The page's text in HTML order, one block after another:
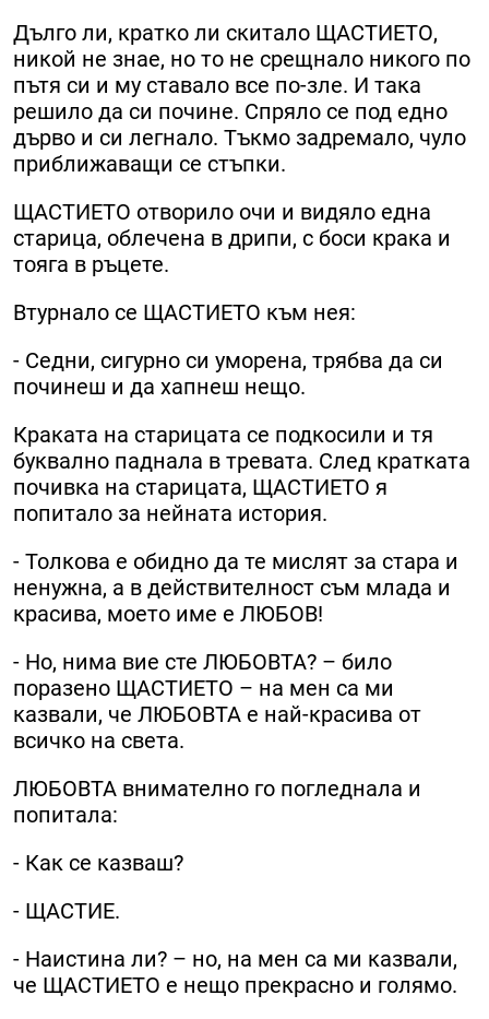
Дълго ли, кратко ли скитало ЩАСТИЕТО,
никой не знае, но то не срещнало никого по
пътя си и му ставало все по-зле. И така
решило да си почине. Спряло се под едно
дърво и си легнало. Тъкмо задремало, чуло
приближаващи се стъпки.
ЩАСТИЕТО отворило очи и видяло една
старица, облечена в дрипи, с боси крака и
тояга в ръцете.
Втурнало се ЩАСТИЕТО към нея:
- Седни, сигурно си уморена, трябва да си
починеш и да хапнеш нещо.
Краката на старицата се подкосили и тя
буквално паднала в тревата. След кратката
почивка на старицата, ЩАСТИЕТО я
попитало за нейната история.
- Толкова е обидно да те мислят за стара и
ненужна, а в действителност съм млада и
красива, моето име е ЛЮБОВ!
- Но, нима вие сте ЛЮБОВТА? – било
поразено ЩАСТИЕТО – на мен са ми
казвали, че ЛЮБОВТА е най-красива от
всичко на света.
ЛЮБОВТА внимателно го погледнала и
попитала:
- Как се казваш?
- ЩАСТИЕ.
- Наистина ли? – но, на мен са ми казвали,
че ЩАСТИЕТО е нещо прекрасно и голямо.